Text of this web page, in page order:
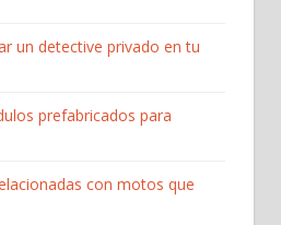
un detective privado en tu
prefabricados para
con motos que